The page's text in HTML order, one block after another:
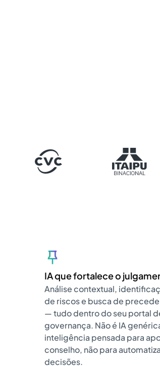
IA que fortalece o
Análise contextual,
de riscos e busca de
— tudo dentro do seu portal
governança. Não é IA
inteligência pensada para
conselho, não para
decisões.